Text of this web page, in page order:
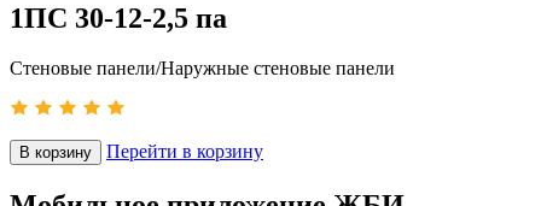
1ПС 30-12-2,5 па
Стеновые панели/Наружные стеновые панели
В корзину Перейти в корзину